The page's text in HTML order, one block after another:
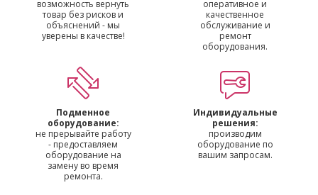
возможность вернуть
товар без рисков и
объяснений - мы
уверены в качестве!
оперативное и
качественное
обслуживание и
ремонт
оборудования.
Подменное
оборудование:
не прерывайте работу
- предоставляем
оборудование на
замену во время
ремонта.
Индивидуальные
решения:
производим
оборудование по
вашим запросам.